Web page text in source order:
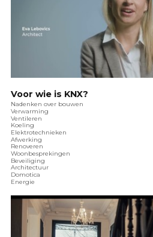
Voor wie is KNX?
Nadenken over bouwen
Verwarming
Ventileren
Koeling
Elektrotechnieken
Afwerking
Renoveren
Woonbesprekingen
Beveiliging
Architectuur
Domotica
Energie